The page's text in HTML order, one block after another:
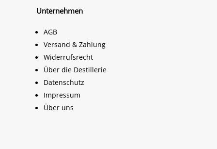
Unternehmen
AGB
Versand & Zahlung
Widerrufsrecht
Über die Destillerie
Datenschutz
Impressum
Über uns